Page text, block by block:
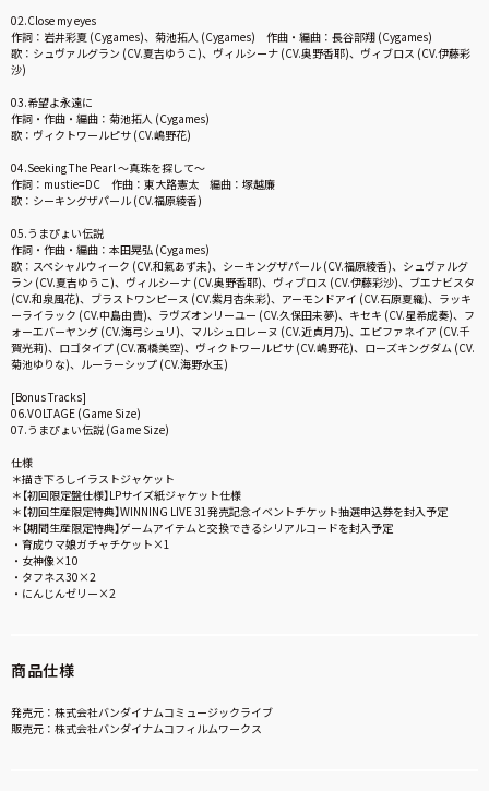
02.Close my eyes
作詞：岩井彩夏 (Cygames)、菊池拓人 (Cygames) 作曲・編曲：長谷部翔 (Cygames)
歌：シュヴァルグラン (CV.夏吉ゆうこ)、ヴィルシーナ (CV.奥野香耶)、ヴィブロス (CV.伊藤彩
沙)
03.希望よ永遠に
作詞・作曲・編曲：菊池拓人 (Cygames)
歌：ヴィクトワールピサ (CV.嶋野花)
04.Seeking The Pearl ～真珠を探して〜
作詞：mustie=DC 作曲：東大路憲太 編曲：塚越廉
歌：シーキングザパール (CV.福原綾香)
05.うまぴょい伝説
作詞・作曲・編曲：本田晃弘 (Cygames)
歌：スペシャルウィーク (CV.和氣あず未)、シーキングザパール (CV.福原綾香)、シュヴァルグ
ラン (CV.夏吉ゆうこ)、ヴィルシーナ (CV.奥野香耶)、ヴィブロス (CV.伊藤彩沙)、ブエナビスタ
(CV.和泉風花)、ブラストワンピース (CV.紫月杏朱彩)、アーモンドアイ (CV.石原夏織)、ラッキ
ーライラック (CV.中島由貴)、ラヴズオンリーユー (CV.久保田未夢)、キセキ (CV.星希成奏)、フ
ォーエバーヤング (CV.海弓シュリ)、マルシュロレーヌ (CV.近貞月乃)、エピファネイア (CV.千
賀光莉)、ロゴタイプ (CV.髙橋美空)、ヴィクトワールピサ (CV.嶋野花)、ローズキングダム (CV.
菊池ゆりな)、ルーラーシップ (CV.海野水玉)
[Bonus Tracks]
06.VOLTAGE (Game Size)
07.うまぴょい伝説 (Game Size)
仕様
＊描き下ろしイラストジャケット
＊【初回限定盤仕様】LPサイズ紙ジャケット仕様
＊【初回生産限定特典】WINNING LIVE 31発売記念イベントチケット抽選申込券を封入予定
＊【期間生産限定特典】ゲームアイテムと交換できるシリアルコードを封入予定
・育成ウマ娘ガチャチケット×1
・女神像×10
・タフネス30×2
・にんじんゼリー×2
商品仕様
発売元：株式会社バンダイナムコミュージックライブ
販売元：株式会社バンダイナムコフィルムワークス